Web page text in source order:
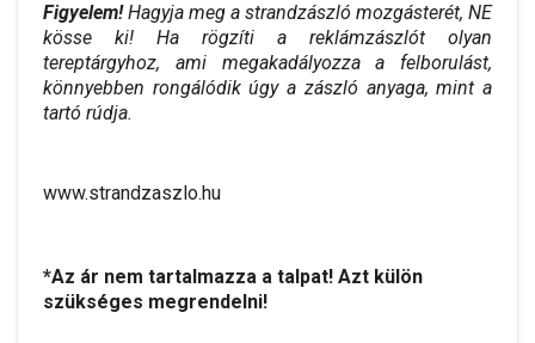
Figyelem!Hagyja meg a strandzászló mozgásterét, NE
kösse ki! Ha rögzíti a reklámzászlót olyan
tereptárgyhoz, ami megakadályozza a felborulást,
könnyebben rongálódik úgy a zászló anyaga, mint a
tartó rúdja.
www.strandzaszlo.hu
*Az ár nem tartalmazza a talpat! Azt külön
szükséges megrendelni!